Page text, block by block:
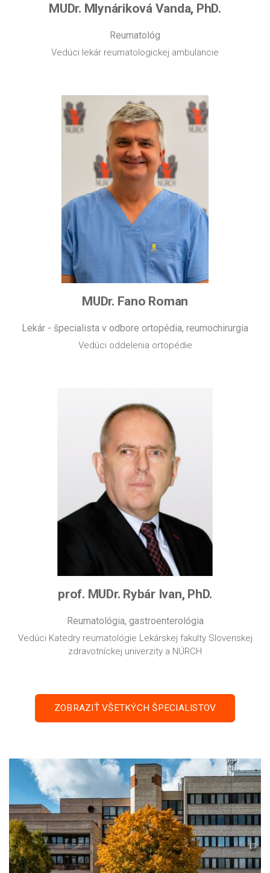
MUDr. Mlynáriková Vanda, PhD.
Reumatológ
Vedúci lekár reumatologickej ambulancie
MUDr. Fano Roman
Lekár - špecialista v odbore ortopédia, reumochirurgia
Vedúci oddelenia ortopédie
prof. MUDr. Rybár Ivan, PhD.
Reumatológia, gastroenterológia
Vedúci Katedry reumatológie Lekárskej fakulty Slovenskej
zdravotníckej univerzity a NÚRCH
ZOBRAZIŤ VŠETKÝCH ŠPECIALISTOV